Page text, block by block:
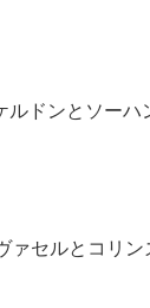
ドンとソーハ
セルとコリン